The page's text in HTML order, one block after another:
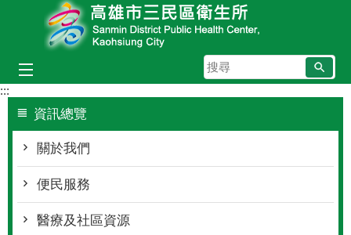
跳到主要內容區塊
搜
尋
:::
資訊總覽
關於我們
便民服務
醫療及社區資源